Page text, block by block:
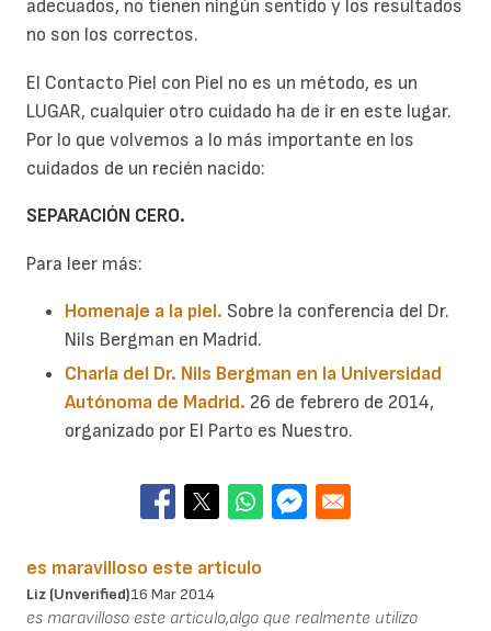
adecuados, no tienen ningún sentido y los resultados
no son los correctos.
El Contacto Piel con Piel no es un método, es un
LUGAR, cualquier otro cuidado ha de ir en este lugar.
Por lo que volvemos a lo más importante en los
cuidados de un recién nacido:
SEPARACIÓN CERO.
Para leer más:
Homenaje a la piel. Sobre la conferencia del Dr.
Nils Bergman en Madrid.
Charla del Dr. Nils Bergman en la Universidad
Autónoma de Madrid. 26 de febrero de 2014,
organizado por El Parto es Nuestro.
es maravilloso este articulo
Liz (unverified)16 Mar 2014
es maravilloso este articulo,algo que realmente utilizo